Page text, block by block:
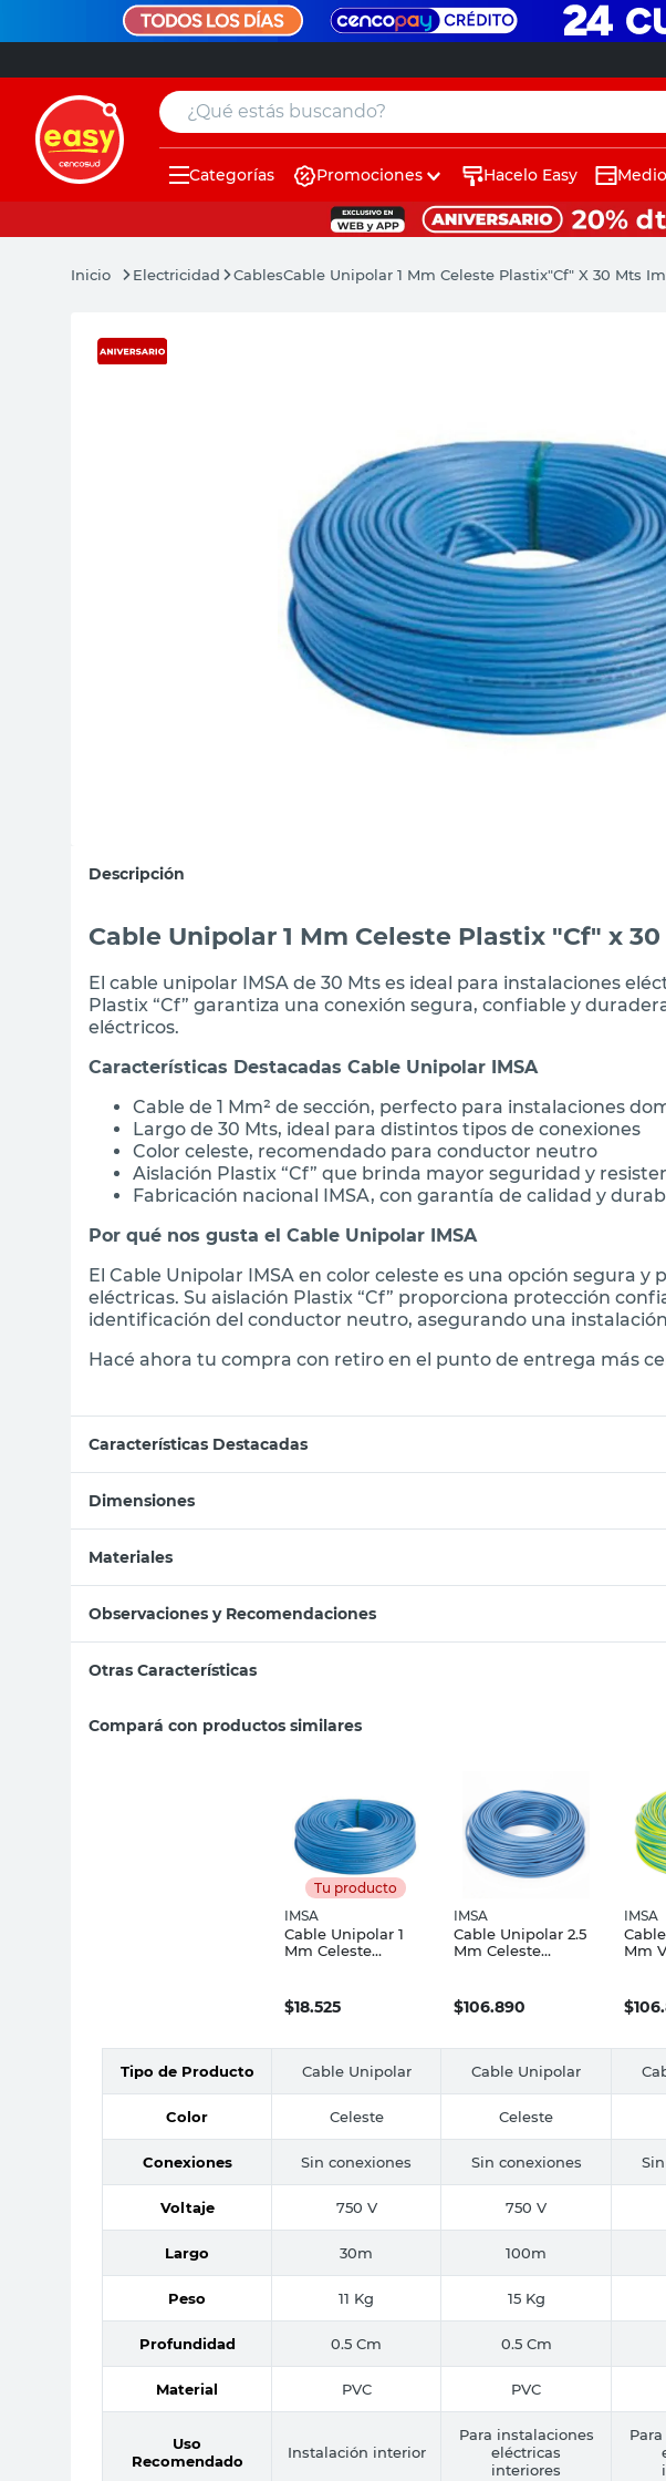
¿Qué estás buscando?
Categorías Promociones Hacelo Easy
Electricidad CablesCable Unipolar 1 Mm Celeste Plastix"Cf" X 30 Mts
Descripción
Cable Unipolar 1 Mm Celeste Plastix "Cf" x
El cable unipolar IMSA de 30 Mts es ideal para instalaciones
Plastix “Cf” garantiza una conexión segura, confiable y
eléctricos.
Características Destacadas Cable Unipolar IMSA
Cable de 1 Mm² de sección, perfecto para instalaciones
Largo de 30 Mts, ideal para distintos tipos de conexiones
Color celeste, recomendado para conductor neutro
Aislación Plastix “Cf” que brinda mayor seguridad y
Fabricación nacional IMSA, con garantía de calidad y
Por qué nos gusta el Cable Unipolar IMSA
El Cable Unipolar IMSA en color celeste es una opción segura
eléctricas. Su aislación Plastix “Cf” proporciona protección
identificación del conductor neutro, asegurando una
Hacé ahora tu compra con retiro en el punto de entrega más
Características Destacadas
Dimensiones
Materiales
Observaciones y Recomendaciones
Otras Características
Compará con productos similares
Tu producto
IMSA
Cable Unipolar 1
Mm Celeste
$18.525
IMSA
Cable Unipolar 2.5
Mm Celeste
$106.890
IMSA
Mm
$
Tipo de Producto Cable Unipolar Cable Unipolar
Color Celeste Celeste
Conexiones Sin conexiones Sin conexiones
Voltaje 750 V 750 V
Largo 30m 100m
Peso 11 Kg 15 Kg
Profundidad 0.5 Cm 0.5 Cm
Material PVC PVC
Uso
Recomendado
Instalación interior
Para instalaciones
eléctricas
interiores
muebles